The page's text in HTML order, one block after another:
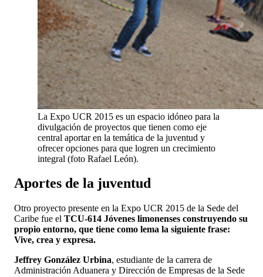
La Expo UCR 2015 es un espacio idóneo para la
divulgación de proyectos que tienen como eje
central aportar en la temática de la juventud y
ofrecer opciones para que logren un crecimiento
integral (foto Rafael León).
Aportes de la juventud
Otro proyecto presente en la Expo UCR 2015 de la Sede del
Caribe fue el TCU-614 Jóvenes limonenses construyendo su
propio entorno, que tiene como lema la siguiente frase:
Vive, crea y expresa.
Jeffrey González Urbina, estudiante de la carrera de
Administración Aduanera y Dirección de Empresas de la Sede